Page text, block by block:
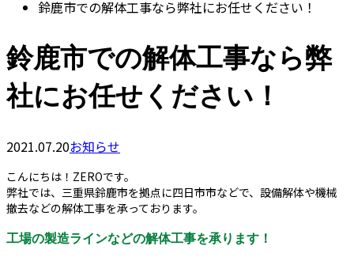
鈴鹿市での解体工事なら弊社にお任せください！
鈴鹿市での解体工事なら弊
社にお任せください！
2021.07.20お知らせ
こんにちは！ZEROです。
弊社では、三重県鈴鹿市を拠点に四日市市などで、設備解体や機械
撤去などの解体工事を承っております。
工場の製造ラインなどの解体工事を承ります！